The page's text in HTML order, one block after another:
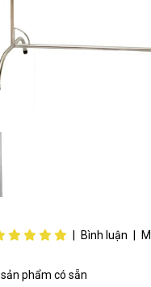
Bình luận
sản phẩm có sẵn